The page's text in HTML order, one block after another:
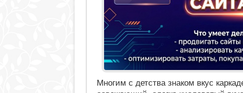
Многим с детства знаком вкус